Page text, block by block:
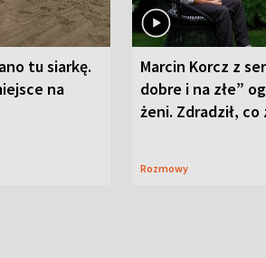
tu siarkę.
na
Marcin Korcz z
dobre i na złe”
żeni. Zdradził, co
Rozmowy